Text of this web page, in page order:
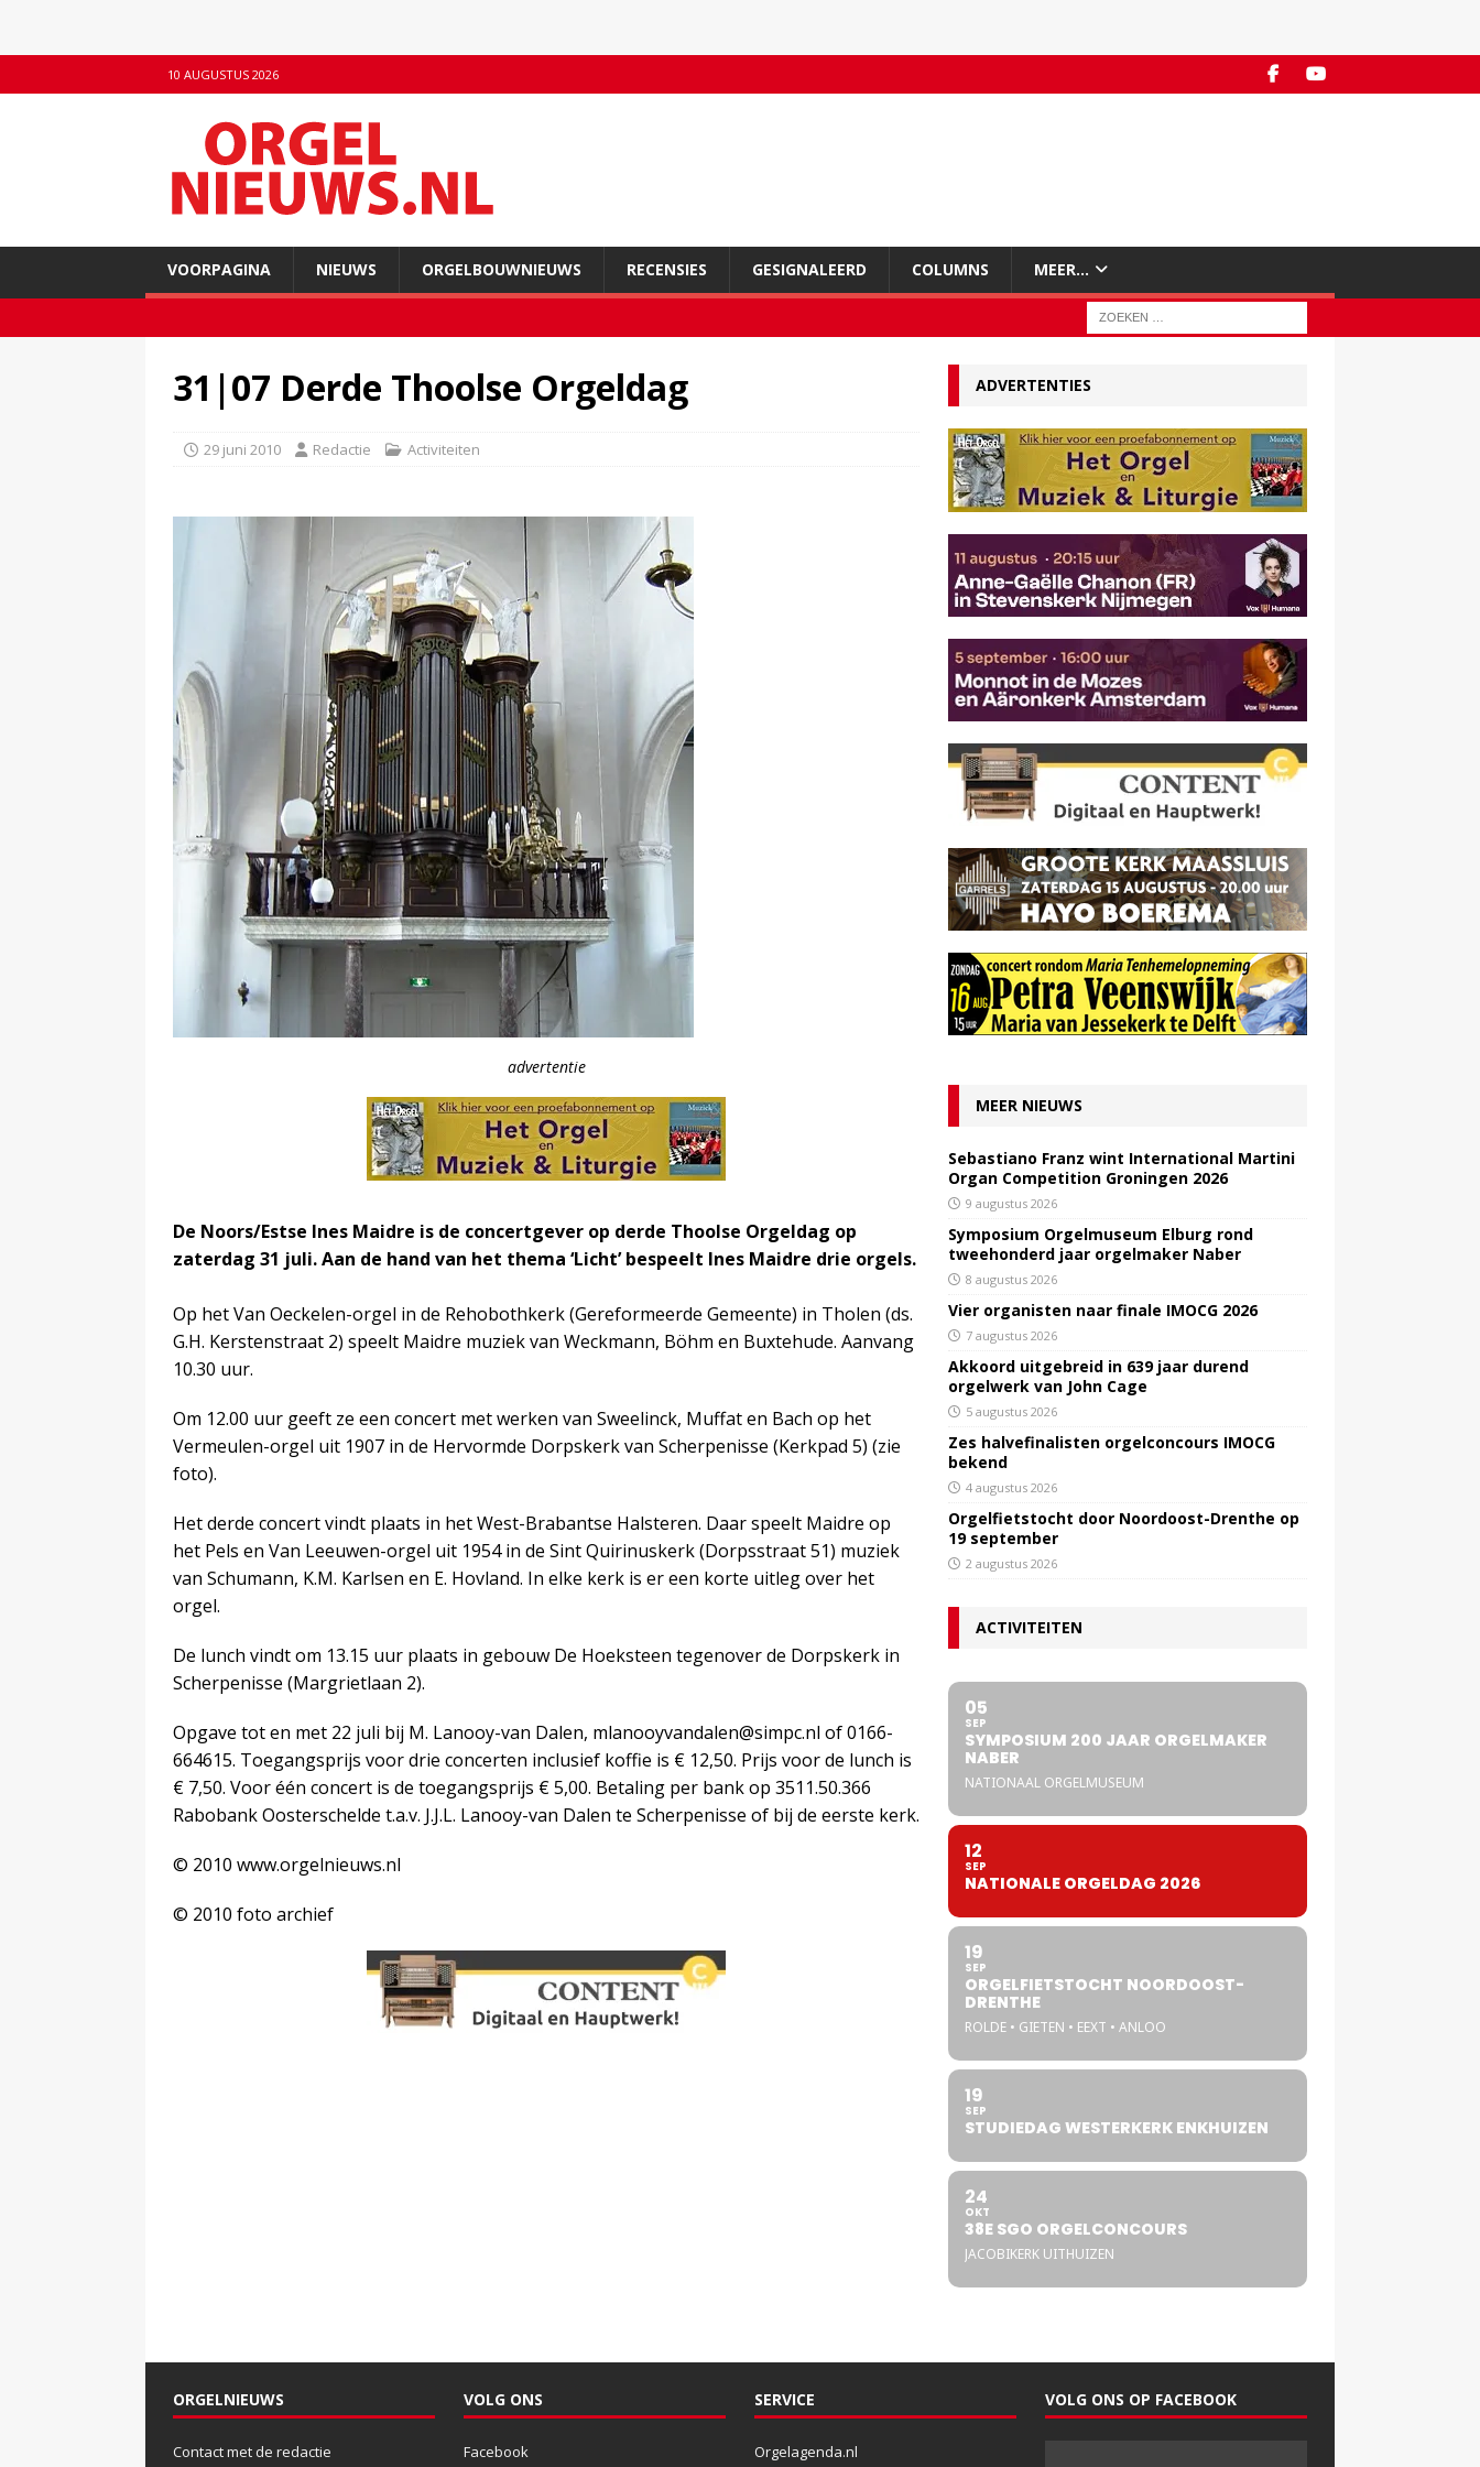
10 AUGUSTUS 2026
VOORPAGINA NIEUWS ORGELBOUWNIEUWS RECENSIES GESIGNALEERD COLUMNS MEER…
31|07 Derde Thoolse Orgeldag
29 juni 2010 Redactie Activiteiten
advertentie
De Noors/Estse Ines Maidre is de concertgever op derde Thoolse Orgeldag op
zaterdag 31 juli. Aan de hand van het thema ‘Licht’ bespeelt Ines Maidre drie orgels.
Op het Van Oeckelen-orgel in de Rehobothkerk (Gereformeerde Gemeente) in Tholen (ds.
G.H. Kerstenstraat 2) speelt Maidre muziek van Weckmann, Böhm en Buxtehude. Aanvang
10.30 uur.
Om 12.00 uur geeft ze een concert met werken van Sweelinck, Muffat en Bach op het
Vermeulen-orgel uit 1907 in de Hervormde Dorpskerk van Scherpenisse (Kerkpad 5) (zie
foto).
Het derde concert vindt plaats in het West-Brabantse Halsteren. Daar speelt Maidre op
het Pels en Van Leeuwen-orgel uit 1954 in de Sint Quirinuskerk (Dorpsstraat 51) muziek
van Schumann, K.M. Karlsen en E. Hovland. In elke kerk is er een korte uitleg over het
orgel.
De lunch vindt om 13.15 uur plaats in gebouw De Hoeksteen tegenover de Dorpskerk in
Scherpenisse (Margrietlaan 2).
Opgave tot en met 22 juli bij M. Lanooy-van Dalen, mlanooyvandalen@simpc.nl of 0166-
664615. Toegangsprijs voor drie concerten inclusief koffie is € 12,50. Prijs voor de lunch is
€ 7,50. Voor één concert is de toegangsprijs € 5,00. Betaling per bank op 3511.50.366
Rabobank Oosterschelde t.a.v. J.J.L. Lanooy-van Dalen te Scherpenisse of bij de eerste kerk.
© 2010 www.orgelnieuws.nl
© 2010 foto archief
ADVERTENTIES
MEER NIEUWS
Sebastiano Franz wint International Martini
Organ Competition Groningen 2026
9 augustus 2026
Symposium Orgelmuseum Elburg rond
tweehonderd jaar orgelmaker Naber
8 augustus 2026
Vier organisten naar finale IMOCG 2026
7 augustus 2026
Akkoord uitgebreid in 639 jaar durend
orgelwerk van John Cage
5 augustus 2026
Zes halvefinalisten orgelconcours IMOCG
bekend
4 augustus 2026
Orgelfietstocht door Noordoost-Drenthe op
19 september
2 augustus 2026
ACTIVITEITEN
05
SEP
SYMPOSIUM 200 JAAR ORGELMAKER
NABER
NATIONAAL ORGELMUSEUM
12
SEP
NATIONALE ORGELDAG 2026
19
SEP
ORGELFIETSTOCHT NOORDOOST-
DRENTHE
ROLDE • GIETEN • EEXT • ANLOO
19
SEP
STUDIEDAG WESTERKERK ENKHUIZEN
24
OKT
38E SGO ORGELCONCOURS
JACOBIKERK UITHUIZEN
ORGELNIEUWS
Contact met de redactie
VOLG ONS
Facebook
SERVICE
Orgelagenda.nl
VOLG ONS OP FACEBOOK